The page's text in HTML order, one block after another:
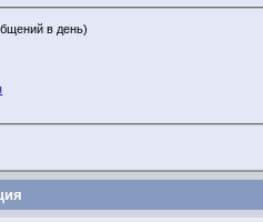
в день)